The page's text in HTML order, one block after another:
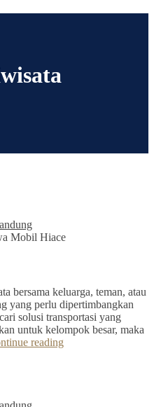
Mobil Hiace
bersama keluarga, teman, atau
yang perlu dipertimbangkan
solusi transportasi yang
untuk kelompok besar, maka
reading